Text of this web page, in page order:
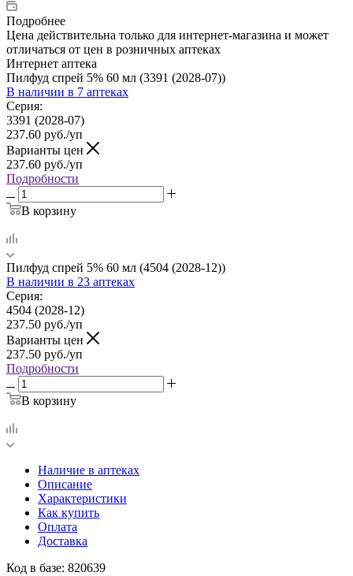
Подробнее
Цена действительна только для интернет-магазина и может
отличаться от цен в розничных аптеках
Интернет аптека
Пилфуд спрей 5% 60 мл (3391 (2028-07))
В наличии в 7 аптеках
Серия:
3391 (2028-07)
237.60 руб./уп
Варианты цен
237.60 руб./уп
Подробности
В корзину
Пилфуд спрей 5% 60 мл (4504 (2028-12))
В наличии в 23 аптеках
Серия:
4504 (2028-12)
237.50 руб./уп
Варианты цен
237.50 руб./уп
Подробности
В корзину
Наличие в аптеках
Описание
Характеристики
Как купить
Оплата
Доставка
Код в базе: 820639